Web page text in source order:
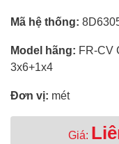
Mã hệ thống:
Model hãng: FR-CV
3x6+1x4
Đơn vị: mét
Giá: